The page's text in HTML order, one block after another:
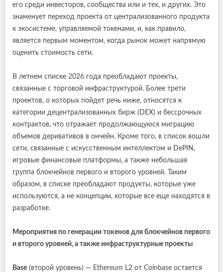
его среди инвесторов, сообщества или и тех, и других. Это
знаменует переход проекта от централизованного продукта
к экосистеме, управляемой токенами, и, как правило,
является первым моментом, когда рынок может напрямую
оценить стоимость сети.
В летнем списке 2026 года преобладают проекты,
связанные с торговой инфраструктурой. Более трети
проектов, о которых пойдет речь ниже, относятся к
категории децентрализованных бирж (DEX) и бессрочных
контрактов, что отражает продолжающуюся миграцию
объемов деривативов в ончейн. Кроме того, в список вошли
сети, связанные с искусственным интеллектом и DePIN,
игровые финансовые платформы, а также небольшая
группа блокчейнов первого и второго уровней. Таким
образом, в списке преобладают продукты, которые уже
используются, а не концепции, которые все еще находятся в
разработке.
Мероприятия по генерации токенов для блокчейнов первого
и второго уровней, а также инфраструктурные проекты
Base (второй уровень) — Ethereum L2 от Coinbase остается